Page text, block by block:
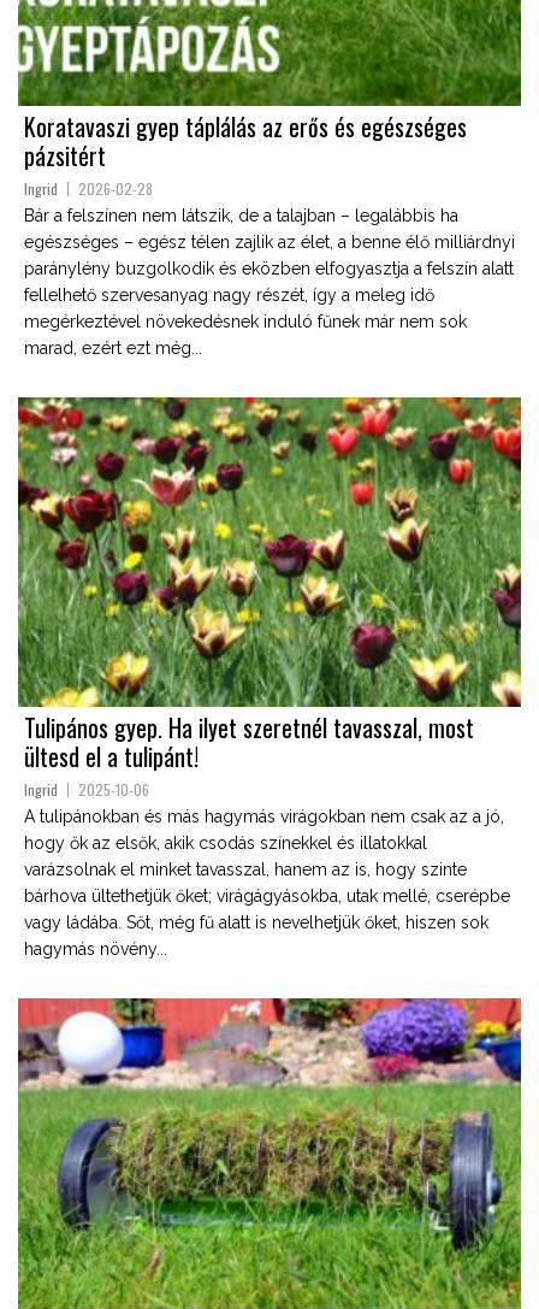
Koratavaszi gyep táplálás az erős és egészséges
pázsitért
Ingrid 2026-02-28
Bár a felszínen nem látszik, de a talajban – legalábbis ha
egészséges – egész télen zajlik az élet, a benne élő milliárdnyi
paránylény buzgolkodik és eközben elfogyasztja a felszín alatt
fellelhető szervesanyag nagy részét, így a meleg idő
megérkeztével növekedésnek induló fűnek már nem sok
marad, ezért ezt még...
Tulipános gyep. Ha ilyet szeretnél tavasszal, most
ültesd el a tulipánt!
Ingrid 2025-10-06
A tulipánokban és más hagymás virágokban nem csak az a jó,
hogy ők az elsők, akik csodás színekkel és illatokkal
varázsolnak el minket tavasszal, hanem az is, hogy szinte
bárhova ültethetjük őket; virágágyásokba, utak mellé, cserépbe
vagy ládába. Sőt, még fű alatt is nevelhetjük őket, hiszen sok
hagymás növény...